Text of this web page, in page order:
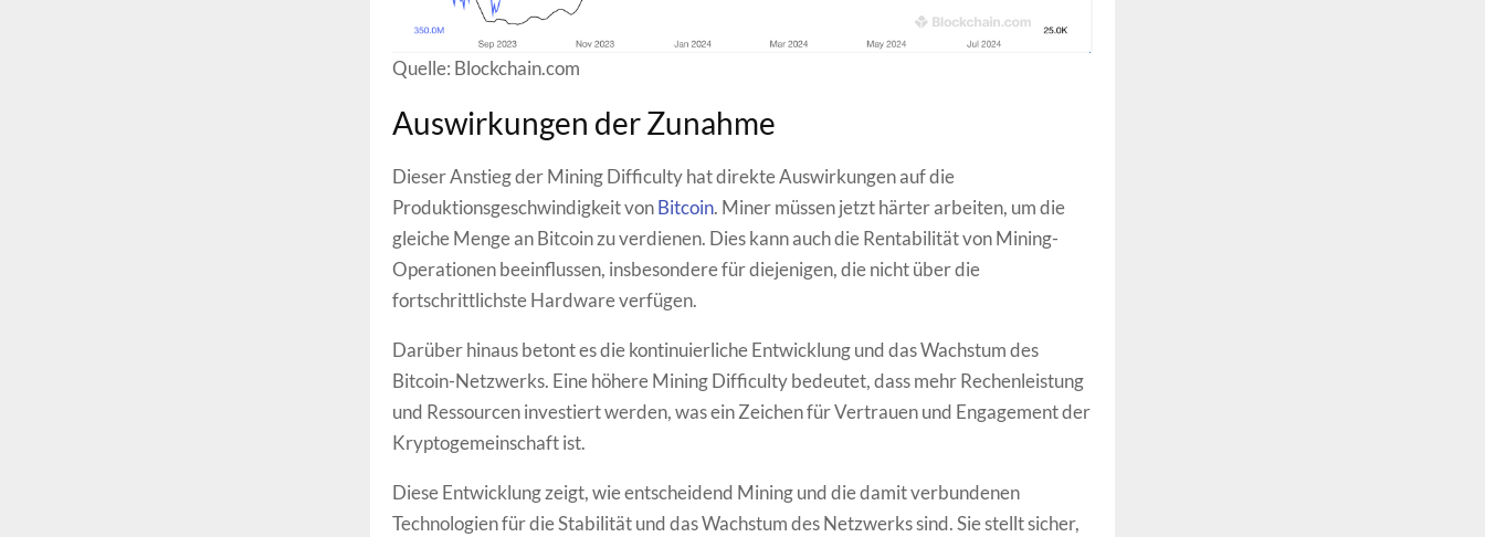
Quelle: Blockchain.com
Auswirkungen der Zunahme
Dieser Anstieg der Mining Difficulty hat direkte Auswirkungen auf die
Produktionsgeschwindigkeit vonBitcoin. Miner müssen jetzt härter arbeiten, um die
gleiche Menge an Bitcoin zu verdienen. Dies kann auch die Rentabilität von Mining-
Operationen beeinflussen, insbesondere für diejenigen, die nicht über die
fortschrittlichste Hardware verfügen.
Darüber hinaus betont es die kontinuierliche Entwicklung und das Wachstum des
Bitcoin-Netzwerks. Eine höhere Mining Difficulty bedeutet, dass mehr Rechenleistung
und Ressourcen investiert werden, was ein Zeichen für Vertrauen und Engagement der
Kryptogemeinschaft ist.
Diese Entwicklung zeigt, wie entscheidend Mining und die damit verbundenen
Technologien für die Stabilität und das Wachstum des Netzwerks sind. Sie stellt sicher,